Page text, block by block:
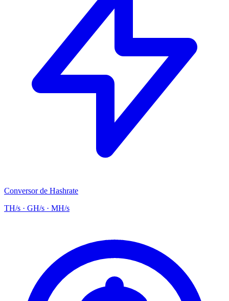
Conversor de Hashrate
TH/s · GH/s · MH/s